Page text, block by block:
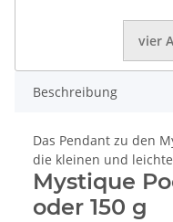
vier
Beschreibung
Das Pendant zu den
die kleinen und
Mystique
oder 150 g